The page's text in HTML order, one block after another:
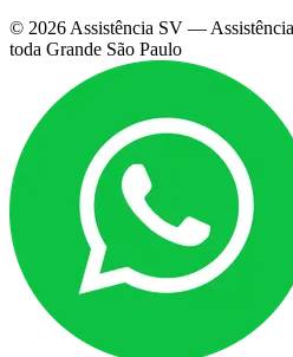
© 2026Assistência SV —
toda Grande São Paulo